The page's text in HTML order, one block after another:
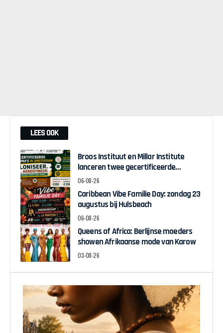
LEES OOK
Broos Instituut en Millar Institute
lanceren twee gecertificeerde
Afrocentrische opleidingen in
Amsterdam
06-08-26
Caribbean Vibe Familie Day: zondag 23
augustus bij Hulsbeach
06-08-26
Queens of Africa: Berlijnse moeders
showen Afrikaanse mode van Karow
03-08-26